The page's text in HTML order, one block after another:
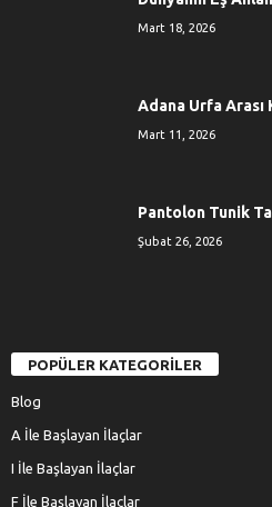
Mart 18, 2026
Adana Urfa Arası
Mart 11, 2026
Pantolon Tunik
Şubat 26, 2026
POPÜLER KATEGORİLER
Blog
A İle Başlayan İlaçlar
I İle Başlayan İlaçlar
F İle Başlayan İlaçlar